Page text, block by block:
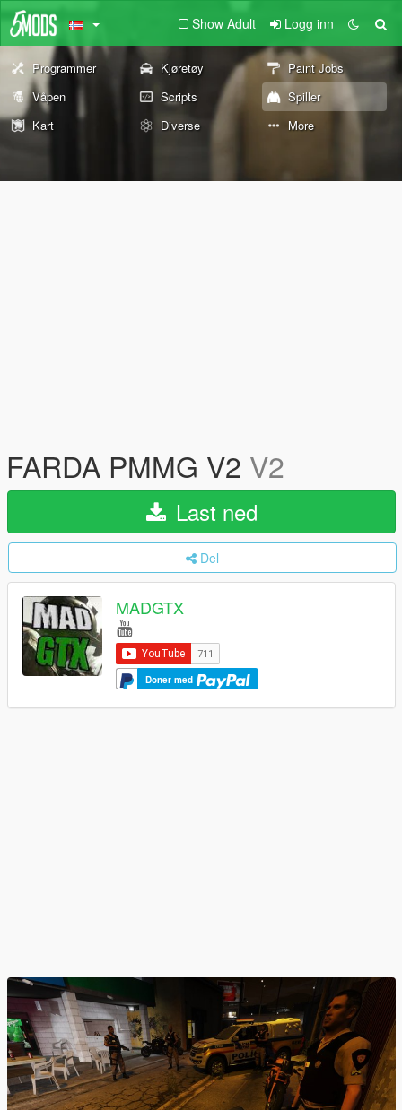
Show Adult Logg inn
Programmer Kjøretøy
Paint Jobs
Våpen
Scripts
Spiller
Kart
Diverse More
FARDA PMMG V2 V2
Last ned
Del
MADGTX
Doner med